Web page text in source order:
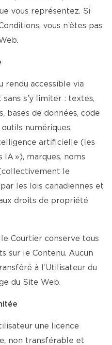
vous représentez. Si
vous n’êtes pas
rendu accessible via
s’y limiter : textes,
bases de données, code
numériques,
artificielle (les
IA »), marques, noms
le
les lois canadiennes et
droits de propriété
Courtier conserve tous
sur le Contenu. Aucun
à l’Utilisateur du
du Site Web.
une licence
non transférable et